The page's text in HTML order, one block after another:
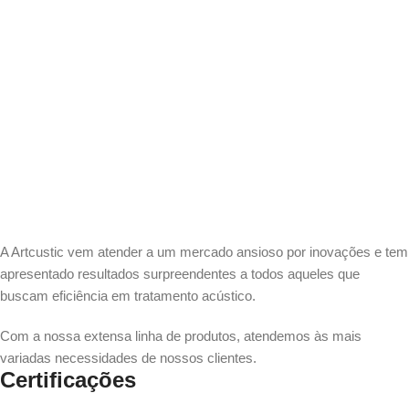
A Artcustic vem atender a um mercado ansioso por inovações e tem
apresentado resultados surpreendentes a todos aqueles que
buscam eficiência em tratamento acústico.
Com a nossa extensa linha de produtos, atendemos às mais
variadas necessidades de nossos clientes.
Certificações